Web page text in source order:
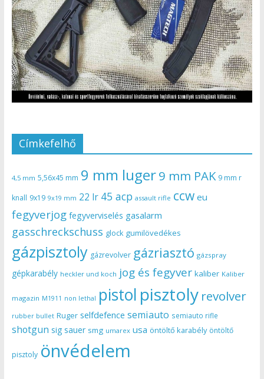
Címkefelhő
4,5 mm 5,56x45 mm 9 mm luger9 mm PAK 9 mm r
knall 9x19 9x19 mm 22 lr 45 acp assault rifle ccw eu
fegyverjog fegyverviselés gasalarm
gasschreckschuss glock gumilövedékes
gázpisztoly gázrevolver gázriasztó gázspray
gépkarabély heckler und koch jog és fegyver kaliber Kaliber
magazin M1911 non lethal pistol pisztoly revolver
rubber bullet Ruger selfdefence semiauto semiauto rifle
shotgun sig sauer smg umarex usa öntöltő karabély öntöltő
pisztoly önvédelem